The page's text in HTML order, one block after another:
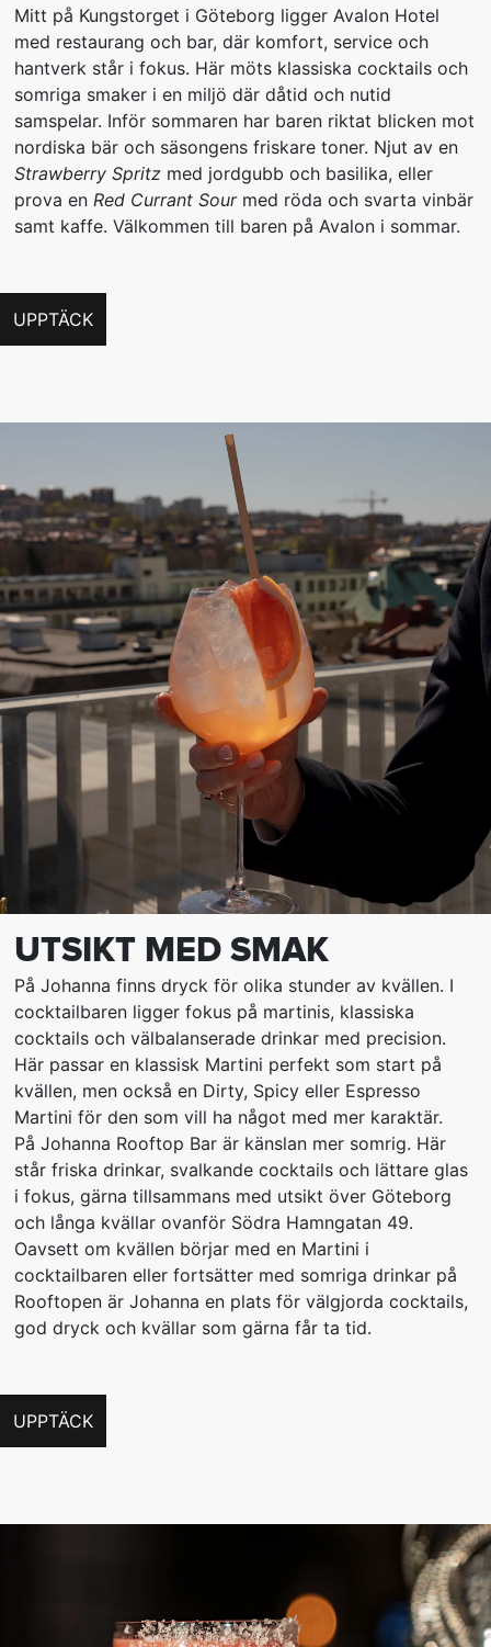
Mitt på Kungstorget i Göteborg ligger Avalon Hotel
med restaurang och bar, där komfort, service och
hantverk står i fokus. Här möts klassiska cocktails och
somriga smaker i en miljö där dåtid och nutid
samspelar. Inför sommaren har baren riktat blicken mot
nordiska bär och säsongens friskare toner. Njut av en
Strawberry Spritz med jordgubb och basilika, eller
prova en Red Currant Sourmed röda och svarta vinbär
samt kaffe. Välkommen till baren på Avalon i sommar.
UPPTÄCK
UTSIKT MED SMAK
På Johanna finns dryck för olika stunder av kvällen. I
cocktailbaren ligger fokus på martinis, klassiska
cocktails och välbalanserade drinkar med precision.
Här passar en klassisk Martini perfekt som start på
kvällen, men också en Dirty, Spicy eller Espresso
Martini för den som vill ha något med mer karaktär.
På Johanna Rooftop Bar är känslan mer somrig. Här
står friska drinkar, svalkande cocktails och lättare glas
i fokus, gärna tillsammans med utsikt över Göteborg
och långa kvällar ovanför Södra Hamngatan 49.
Oavsett om kvällen börjar med en Martini i
cocktailbaren eller fortsätter med somriga drinkar på
Rooftopen är Johanna en plats för välgjorda cocktails,
god dryck och kvällar som gärna får ta tid.
UPPTÄCK